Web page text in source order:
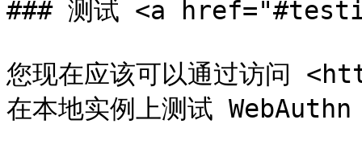
### 测试 <a
您现在应该可以通过访问